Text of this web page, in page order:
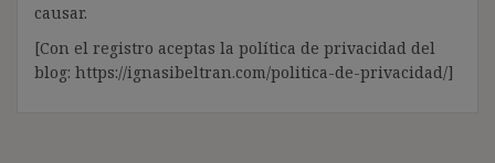
causar.
[Con el registro aceptas la política de privacidad del
blog: https://ignasibeltran.com/politica-de-privacidad/]